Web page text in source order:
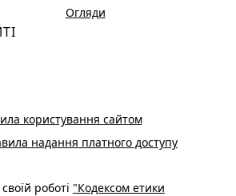
Огляди
користування сайтом
надання платного доступу
роботі "Кодексом етики